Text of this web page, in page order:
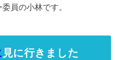
員の小林です。
見に行きました